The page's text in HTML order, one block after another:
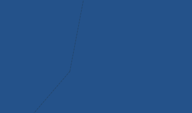
POLÍTICA DE PRIVACIDAD
CONDICIONES GENERALES
GUÍA DE INSTALACIÓN
CONTACTE CON NOSOTROS